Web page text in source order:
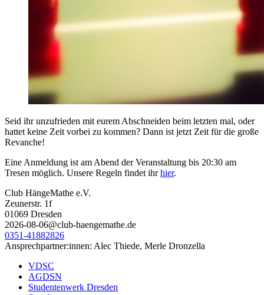
Seid ihr unzufrieden mit eurem Abschneiden beim letzten mal, oder
hattet keine Zeit vorbei zu kommen? Dann ist jetzt Zeit für die große
Revanche!
Eine Anmeldung ist am Abend der Veranstaltung bis 20:30 am
Tresen möglich. Unsere Regeln findet ihrhier.
Club HängeMathe e.V.
Zeunerstr. 1f
01069 Dresden
2026-08-06@club-haengemathe.de
0351-41882826
Ansprechpartner:innen: Alec Thiede, Merle Dronzella
VDSC
AGDSN
Studentenwerk Dresden